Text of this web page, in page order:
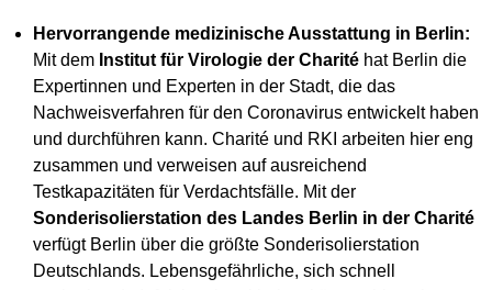
Hervorrangende medizinische Ausstattung in Berlin:
Mit dem Institut für Virologie der Charitéhat Berlin die
Expertinnen und Experten in der Stadt, die das
Nachweisverfahren für den Coronavirus entwickelt haben
und durchführen kann. Charité und RKI arbeiten hier eng
zusammen und verweisen auf ausreichend
Testkapazitäten für Verdachtsfälle. Mit der
Sonderisolierstation des Landes Berlin in der Charité
verfügt Berlin über die größte Sonderisolierstation
Deutschlands. Lebensgefährliche, sich schnell